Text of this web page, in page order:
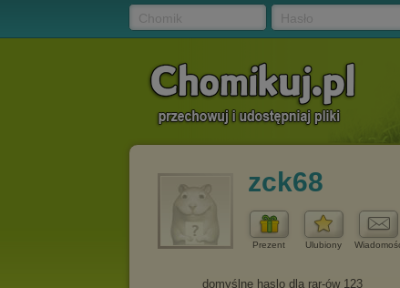
zck68
Prezent Ulubiony